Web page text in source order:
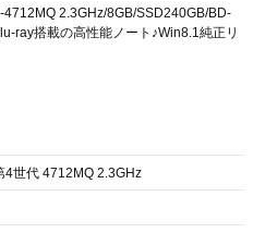
2.3GHz/8GB/SSD240GB/BD-
搭載の高性能ノート♪Win8.1純正リ
4世代 4712MQ 2.3GHz